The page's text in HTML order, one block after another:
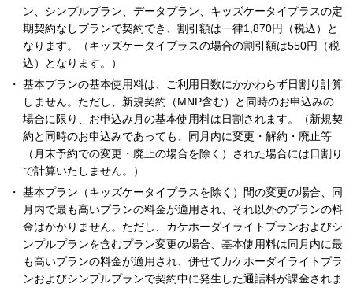
ン、シンプルプラン、データプラン、キッズケータイプラスの定
期契約なしプランで契約でき、割引額は一律1,870円（税込）と
なります。（キッズケータイプラスの場合の割引額は550円（税
込）となります。）
基本プランの基本使用料は、ご利用日数にかかわらず日割り計算
しません。ただし、新規契約（MNP含む）と同時のお申込みの
場合に限り、お申込み月の基本使用料は日割されます。（新規契
約と同時のお申込みであっても、同月内に変更・解約・廃止等
（月末予約での変更・廃止の場合を除く）された場合には日割り
で計算いたしません。）
基本プラン（キッズケータイプラスを除く）間の変更の場合、同
月内で最も高いプランの料金が適用され、それ以外のプランの料
金はかかりません。ただし、カケホーダイライトプランおよびシ
ンプルプランを含むプラン変更の場合、基本使用料は同月内に最
も高いプランの料金が適用され、併せてカケホーダイライトプラ
ンおよびシンプルプランで契約中に発生した通話料が課金されま